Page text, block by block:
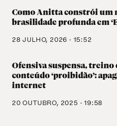
Como Anitta constrói um
brasilidade profunda em
28 JULHO, 2026 · 15:52
Ofensiva suspensa, treino
conteúdo ‘proibidão’:
internet
20 OUTUBRO, 2025 · 19:58